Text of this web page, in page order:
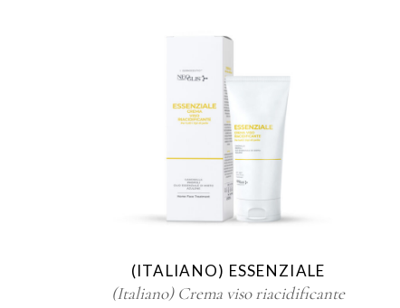
(ITALIANO) ESSENZIALE
(Italiano) Crema viso riacidificante